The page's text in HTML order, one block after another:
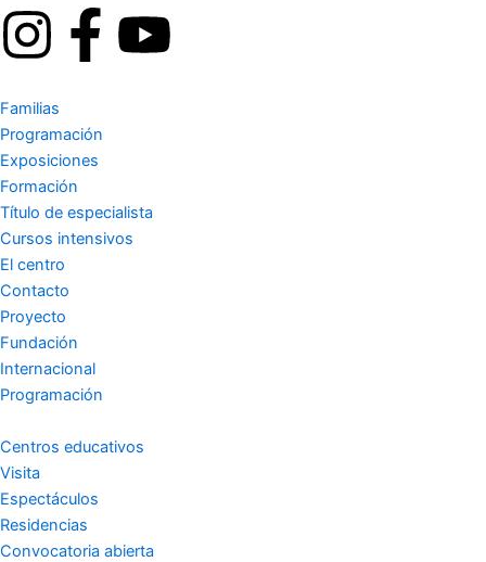
I
n
s
t
a
g
r
a
m
F
c
e
b
o
k
-
f
Y
t
Familias
Programación
Exposiciones
Formación
Título de especialista
Cursos intensivos
El centro
Contacto
Proyecto
Fundación
Internacional
Programación
Centros educativos
Visita
Espectáculos
Residencias
Convocatoria abierta